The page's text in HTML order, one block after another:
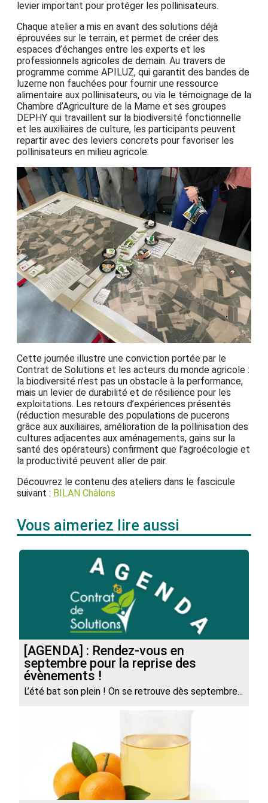
levier important pour protéger les pollinisateurs.
Chaque atelier a mis en avant des solutions déjà
éprouvées sur le terrain, et permet de créer des
espaces d’échanges entre les experts et les
professionnels agricoles de demain. Au travers de
programme comme APILUZ, qui garantit des bandes de
luzerne non fauchées pour fournir une ressource
alimentaire aux pollinisateurs, ou via le témoignage de la
Chambre d’Agriculture de la Marne et ses groupes
DEPHY qui travaillent sur la biodiversité fonctionnelle
et les auxiliaires de culture, les participants peuvent
repartir avec des leviers concrets pour favoriser les
pollinisateurs en milieu agricole.
Cette journée illustre une conviction portée par le
Contrat de Solutions et les acteurs du monde agricole :
la biodiversité n’est pas un obstacle à la performance,
mais un levier de durabilité et de résilience pour les
exploitations. Les retours d’expériences présentés
(réduction mesurable des populations de pucerons
grâce aux auxiliaires, amélioration de la pollinisation des
cultures adjacentes aux aménagements, gains sur la
santé des opérateurs) confirment que l’agroécologie et
la productivité peuvent aller de pair.
Découvrez le contenu des ateliers dans le fascicule
suivant : BILAN Châlons
Vous aimeriez lire aussi
[AGENDA] : Rendez-vous en
septembre pour la reprise des
évènements !
L’été bat son plein ! On se retrouve dès septembre...